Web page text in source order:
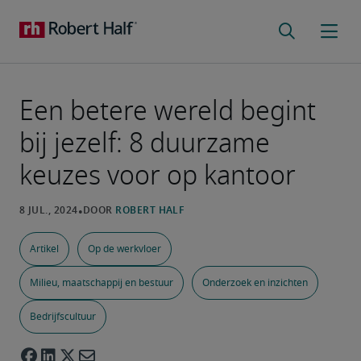
Een betere wereld begint
bij jezelf: 8 duurzame
keuzes voor op kantoor
Artikel Op de werkvloer
Milieu, maatschappij en bestuur Onderzoek en inzichten
Bedrijfscultuur